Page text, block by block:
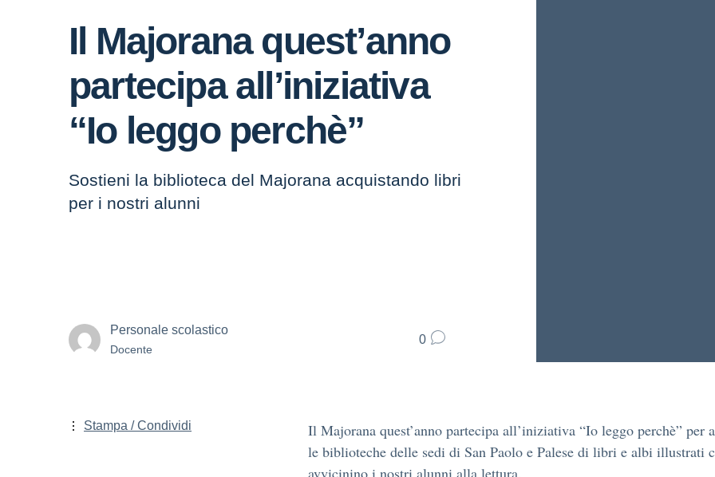
Il Majorana quest’anno
partecipa all’iniziativa
“Io leggo perchè”
Sostieni la biblioteca del Majorana acquistando libri
per i nostri alunni
Personale scolastico
Docente
0
Il Majorana quest’anno partecipa all’iniziativa “Io leggo perchè” per
le biblioteche delle sedi di San Paolo e Palese di libri e albi illustrati
avvicinino i nostri alunni alla lettura.
Stampa / Condividi